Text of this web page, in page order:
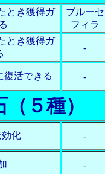
とき獲得ガ
ブルーセ
フィラ
とき獲得ガ
-
復活できる -
（５種）
効化 -
-